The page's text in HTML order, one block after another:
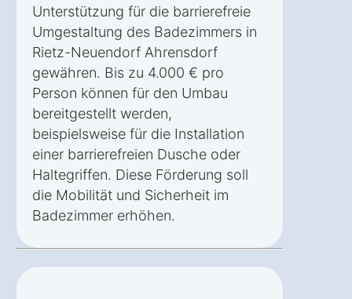
Unterstützung für die barrierefreie
Umgestaltung des Badezimmers in
Rietz-Neuendorf Ahrensdorf
gewähren. Bis zu 4.000 € pro
Person können für den Umbau
bereitgestellt werden,
beispielsweise für die Installation
einer barrierefreien Dusche oder
Haltegriffen. Diese Förderung soll
die Mobilität und Sicherheit im
Badezimmer erhöhen.